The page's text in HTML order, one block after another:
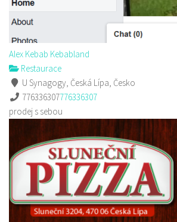
Alex Kebab Kebabland
Restaurace
U Synagogy, Česká Lípa, Česko
776336307776336307
prodej s sebou